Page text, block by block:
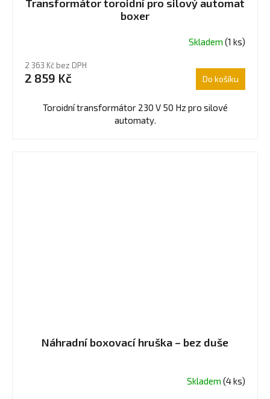
Transformátor toroidní pro silový automat
boxer
Skladem (1 ks)
2 363 Kč bez DPH
2 859 Kč Do košíku
Toroidní transformátor 230 V 50 Hz pro silové
automaty.
Náhradní boxovací hruška – bez duše
Skladem (4 ks)